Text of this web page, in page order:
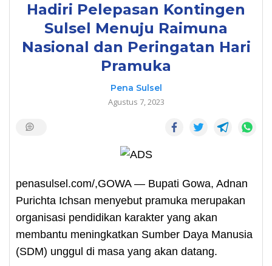
Hadiri Pelepasan Kontingen
Sulsel Menuju Raimuna
Nasional dan Peringatan Hari
Pramuka
Pena Sulsel
Agustus 7, 2023
penasulsel.com/,GOWA — Bupati Gowa, Adnan
Purichta Ichsan menyebut pramuka merupakan
organisasi pendidikan karakter yang akan
membantu meningkatkan Sumber Daya Manusia
(SDM) unggul di masa yang akan datang.